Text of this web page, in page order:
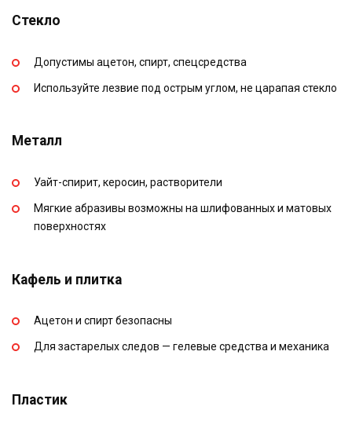
Стекло
Допустимы ацетон, спирт, спецсредства
Используйте лезвие под острым углом, не царапая стекло
Металл
Уайт-спирит, керосин, растворители
Мягкие абразивы возможны на шлифованных и матовых
поверхностях
Кафель и плитка
Ацетон и спирт безопасны
Для застарелых следов — гелевые средства и механика
Пластик